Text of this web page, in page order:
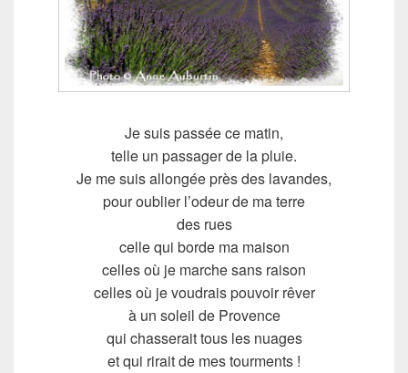
Je suis passée ce matin,
telle un passager de la pluie.
Je me suis allongée près des lavandes,
pour oublier l’odeur de ma terre
des rues
celle qui borde ma maison
celles où je marche sans raison
celles où je voudrais pouvoir rêver
à un soleil de Provence
qui chasserait tous les nuages
et qui rirait de mes tourments !